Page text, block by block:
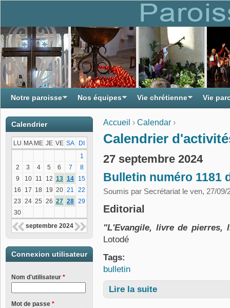
Vous êtes ici
Accueil › Calendar ›
Calendrier
27 septembre 2024
Bulletin numéro 1181
Soumis par Secrétariat le ven, 27/09/
Editorial
"L'Evangile, livre de pierres,
Lotodé
Tags:
bulletin
Lire la suite
Notre paroisse Nos équipes Vie chrétienne Vie
Calendrier
LU MA ME JE VE SA
DI
1
2
3 4 5 6 7
8
9
10 11 12 13 14
15
16
17 18 19 20 21
22
23 24 25 26 27 28 29
30
septembre 2024
Connexion utilisateur
Nom d'utilisateur *
Mot de passe *